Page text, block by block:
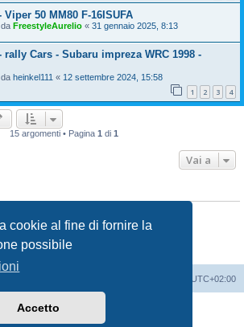
cookie al fine di fornire la
possibile
Accetto
Viper 50 MM80 F-16ISUFA
FreestyleAurelio « 31 gennaio 2025, 8:13
rally Cars - Subaru impreza WRC 1998 -
heinkel111 « 12 settembre 2024, 15:58
1 2 3 4
15 argomenti • Pagina 1 di 1
Vai a
UTC+02:00
phpBB® Forum Software © phpBB Limited
Traduzione ItalianaphpBB-Italia.it